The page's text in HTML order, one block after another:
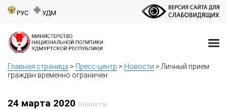
РУС УДМ
Главная страница > Пресс-центр > Новости >Личный прием
граждан временно ограничен
24 марта 2020 Новости